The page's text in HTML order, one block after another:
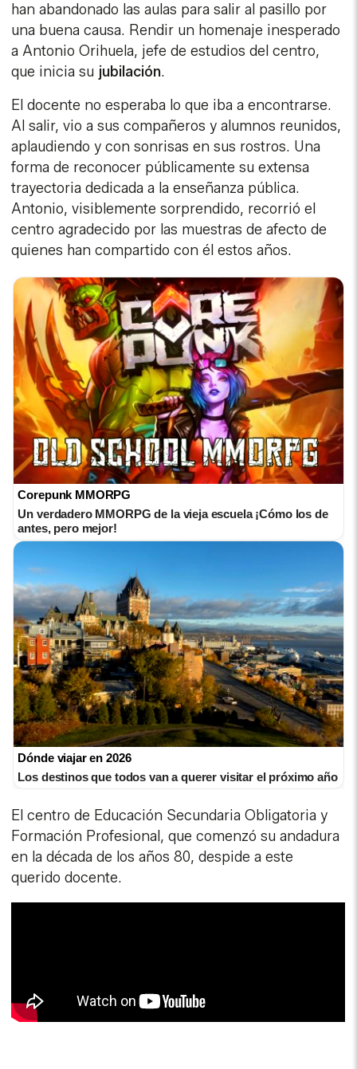
han abandonado las aulas para salir al pasillo por
una buena causa. Rendir un homenaje inesperado
a Antonio Orihuela, jefe de estudios del centro,
que inicia su jubilación.
El docente no esperaba lo que iba a encontrarse.
Al salir, vio a sus compañeros y alumnos reunidos,
aplaudiendo y con sonrisas en sus rostros. Una
forma de reconocer públicamente su extensa
trayectoria dedicada a la enseñanza pública.
Antonio, visiblemente sorprendido, recorrió el
centro agradecido por las muestras de afecto de
quienes han compartido con él estos años.
Corepunk MMORPG
Un verdadero MMORPG de la vieja escuela ¡Cómo los de
antes, pero mejor!
Dónde viajar en 2026
Los destinos que todos van a querer visitar el próximo año
El centro de Educación Secundaria Obligatoria y
Formación Profesional, que comenzó su andadura
en la década de los años 80, despide a este
querido docente.